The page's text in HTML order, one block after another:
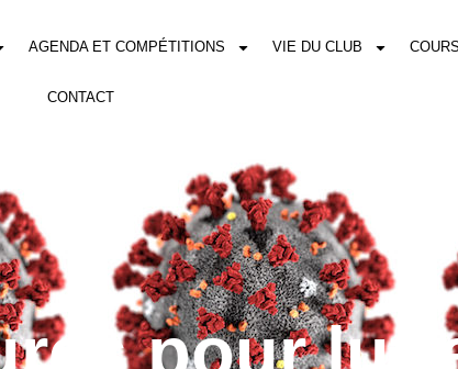
AGENDA ET COMPÉTITIONS VIE DU CLUB
CONTACT
pour